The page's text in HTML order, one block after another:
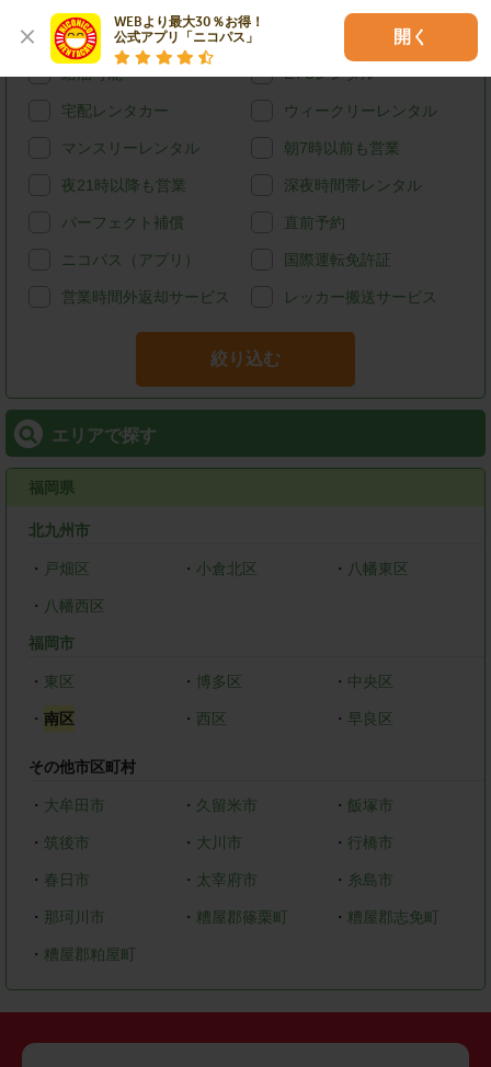
WEBより最大30％お得！
公式アプリ「ニコパス」
開く
カード決済
給油可能 ETCレンタル
宅配レンタカー ウィークリーレンタル
マンスリーレンタル 朝7時以前も営業
夜21時以降も営業 深夜時間帯レンタル
パーフェクト補償 直前予約
ニコパス（アプリ） 国際運転免許証
営業時間外返却サービス レッカー搬送サービス
絞り込む
エリアで探す
福岡県
北九州市
・ 戸畑区 ・ 小倉北区 ・ 八幡東区
・ 八幡西区
福岡市
・ 東区 ・ 博多区 ・ 中央区
・ 南区 ・ 西区 ・早良区
その他市区町村
・ 大牟田市 ・ 久留米市 ・ 飯塚市
・ 筑後市 ・ 大川市 ・行橋市
・ 春日市 ・ 太宰府市 ・ 糸島市
・ 那珂川市 ・ 糟屋郡篠栗町 ・糟屋郡志免町
・ 糟屋郡粕屋町